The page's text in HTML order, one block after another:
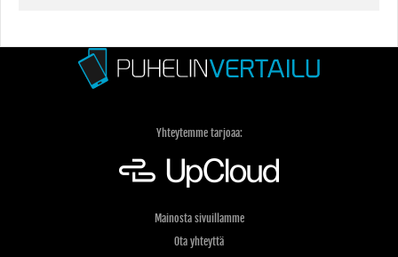
Yhteytemme tarjoaa:
Mainosta sivuillamme
Ota yhteyttä